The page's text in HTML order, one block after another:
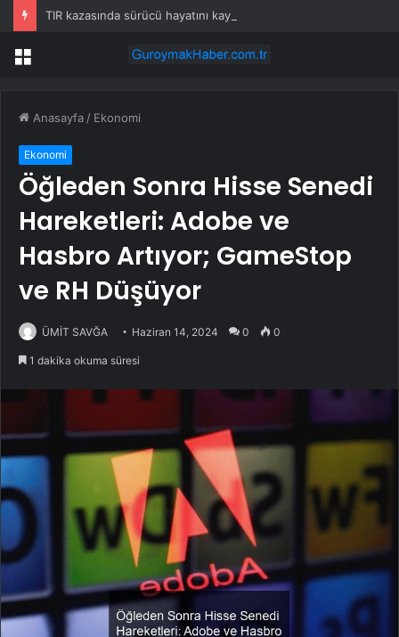
TIR kazasında sürücü hayatını kaybetti
Menü
Anasayfa / Ekonomi
Ekonomi
Öğleden Sonra Hisse Senedi
Hareketleri: Adobe ve
Hasbro Artıyor; GameStop
ve RH Düşüyor
ÜMİT SAVĞA Haziran 14, 2024 0 0
1 dakika okuma süresi